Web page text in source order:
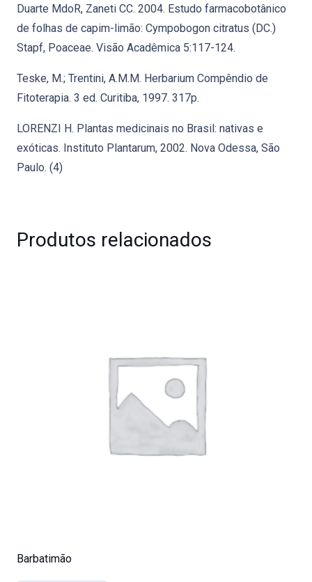
Duarte MdoR, Zaneti CC. 2004. Estudo farmacobotânico
de folhas de capim-limão: Cympobogon citratus (DC.)
Stapf, Poaceae. Visão Acadêmica 5:117-124.
Teske, M.; Trentini, A.M.M. Herbarium Compêndio de
Fitoterapia. 3 ed. Curitiba, 1997. 317p.
LORENZI H. Plantas medicinais no Brasil: nativas e
exóticas. Instituto Plantarum, 2002. Nova Odessa, São
Paulo. (4)
Produtos relacionados
Barbatimão